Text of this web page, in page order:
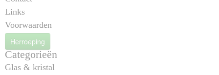
Links
Voorwaarden
Herroeping
Categorieën
Glas & kristal